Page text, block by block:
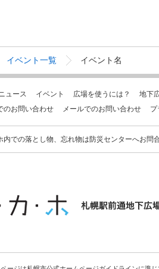
イベント一覧 イベント名
ュース イベント 広場を使うには？ 地下
のお問い合わせ
メールでのお問い合わせ プ
内での落とし物、忘れ物は防災センターへお問